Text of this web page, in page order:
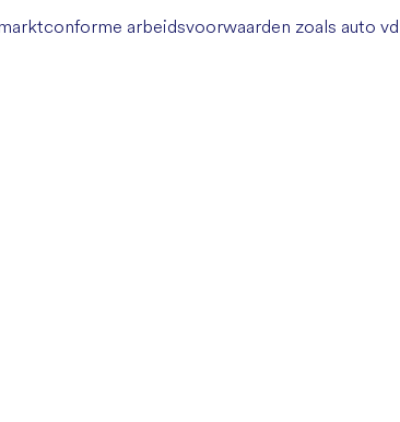
arbeidsvoorwaarden zoals auto vd